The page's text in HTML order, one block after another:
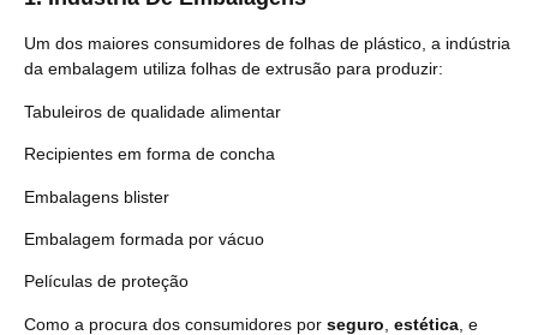
Um dos maiores consumidores de folhas de plástico, a indústria
da embalagem utiliza folhas de extrusão para produzir:
Tabuleiros de qualidade alimentar
Recipientes em forma de concha
Embalagens blister
Embalagem formada por vácuo
Películas de proteção
Como a procura dos consumidores por seguro estética , e